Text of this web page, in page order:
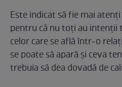
Este indicat să fie mai
pentru că nu toți au intenții
celor care se află într-o
se poate să apară și ceva
trebuia să dea dovadă de